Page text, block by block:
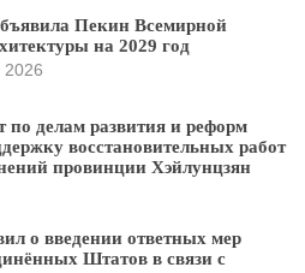
Пекин Всемирной
на 2029 год
2026
по делам развития и реформ
восстановительных работ
провинции Хэйлунцзян
о введении ответных мер
Штатов в связи с